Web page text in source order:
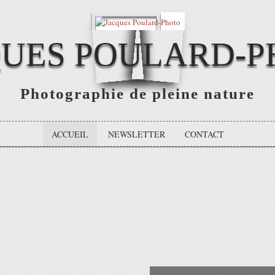
POULARD-
Photographie de pleine nature
ACCUEIL NEWSLETTER CONTACT